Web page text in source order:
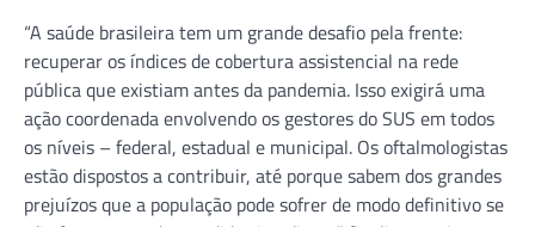
“A saúde brasileira tem um grande desafio pela frente:
recuperar os índices de cobertura assistencial na rede
pública que existiam antes da pandemia. Isso exigirá uma
ação coordenada envolvendo os gestores do SUS em todos
os níveis – federal, estadual e municipal. Os oftalmologistas
estão dispostos a contribuir, até porque sabem dos grandes
prejuízos que a população pode sofrer de modo definitivo se